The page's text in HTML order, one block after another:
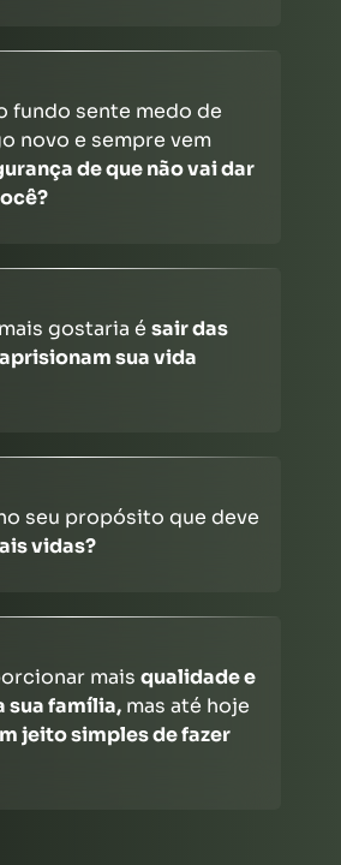
fundo sente medo de
novo e sempre vem
de que não vai dar
gostaria é sair das
sua vida
seu propósito que deve
vidas?
mais qualidade e
sua família, mas até hoje
jeito simples de fazer